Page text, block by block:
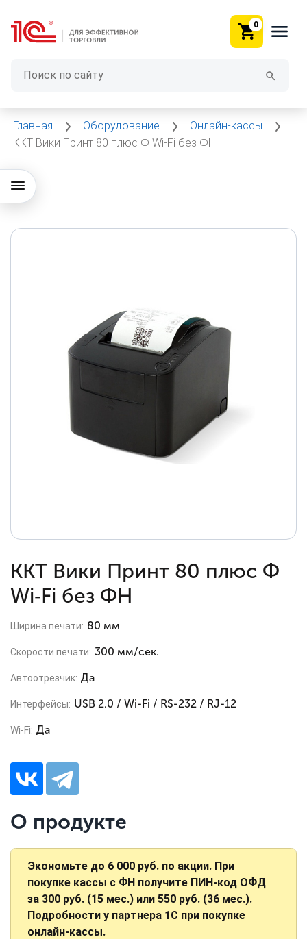
0
Главная Оборудование
Онлайн-кассы
ККТ Вики Принт 80 плюс Ф Wi‑Fi без ФН
ККТ Вики Принт 80 плюс Ф
Wi‑Fi без ФН
Ширина печати: 80 мм
Скорости печати: 300 мм/сек.
Автоотрезчик: Да
Интерфейсы: USB 2.0 / Wi-Fi / RS-232 / RJ-12
Wi-Fi: Да
О продукте
Экономьте до 6 000 руб. по акции. При
покупке кассы с ФН получите ПИН-код ОФД
за 300 руб. (15 мес.) или 550 руб. (36 мес.).
Подробности у партнера 1С при покупке
онлайн-кассы.